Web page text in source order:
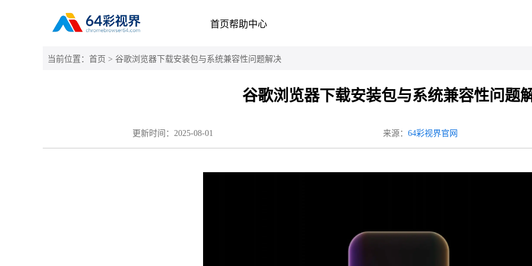
首页帮助中心
当前位置： 首页 > 谷歌浏览器下载安装包与系统兼容性问题解决
谷歌浏览器下载安装包与系统兼容性问题
更新时间： 2025-08-01 来源： 64彩视界官网